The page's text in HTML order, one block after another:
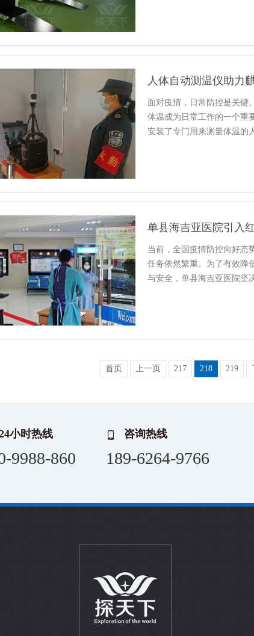
人体自动测温仪助力
面对疫情，日常防控是关键
体温成为日常工作的一个重
安装了专门用来测量体温的
单县海吉亚医院引入
当前，全国疫情防控向好态
任务依然繁重。为了有效降
与安全，单县海吉亚医院坚
首页 上一页 217 218 219
小时热线
9988-860
咨询热线
189-6264-9766